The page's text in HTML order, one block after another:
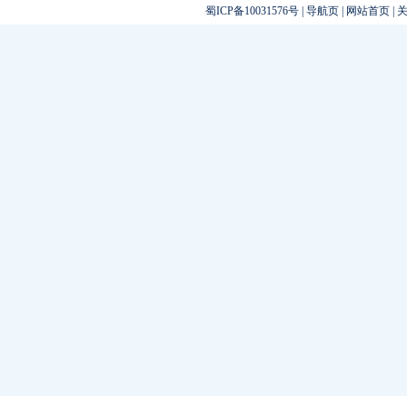
蜀ICP备10031576号 导航页 网站首页